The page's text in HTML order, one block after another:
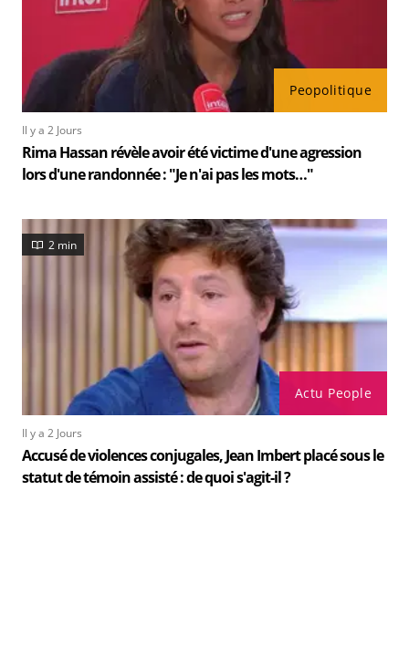
Peopolitique
Il y a 2 Jours
Rima Hassan révèle avoir été victime d'une agression
lors d'une randonnée : "Je n'ai pas les mots…"
Actu People
2 min
Il y a 2 Jours
Accusé de violences conjugales, Jean Imbert placé sous le
statut de témoin assisté : de quoi s'agit-il ?